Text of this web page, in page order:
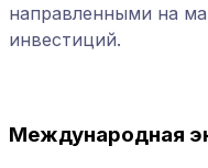
направленными на
инвестиций.
Международная